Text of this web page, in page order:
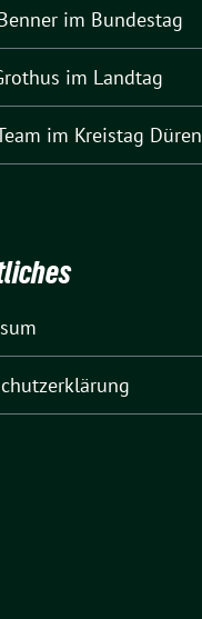
im Bundestag
im Landtag
im Kreistag Düren